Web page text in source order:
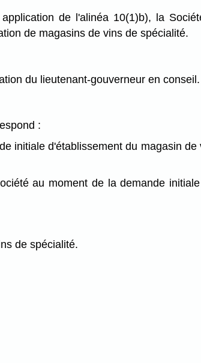
de l'alinéa 10(1)b), la
de magasins de vins de spécialité.
du lieutenant-gouverneur en conseil.
:
initiale d'établissement du magasin de
au moment de la demande
de spécialité.